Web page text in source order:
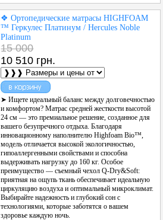
❖ Ортопедические матрасы HIGHFOAM
™ Геркулес Платинум / Hercules Noble
Platinum
15 000
10 510 грн.
➤ Ищете идеальный баланс между долговечностью
и комфортом? Матрас средней жесткости высотой
24 см — это премиальное решение, созданное для
вашего безупречного отдыха. Благодаря
инновационному наполнителю Highfoam Bio™,
модель отличается высокой экологичностью,
гипоаллергенными свойствами и способна
выдерживать нагрузку до 160 кг. Особое
преимущество — съемный чехол Q-Dry&Soft:
приятная на ощупь ткань обеспечивает идеальную
циркуляцию воздуха и оптимальный микроклимат.
Выбирайте надежность и глубокий сон с
технологиями, которые заботятся о вашем
здоровье каждую ночь.